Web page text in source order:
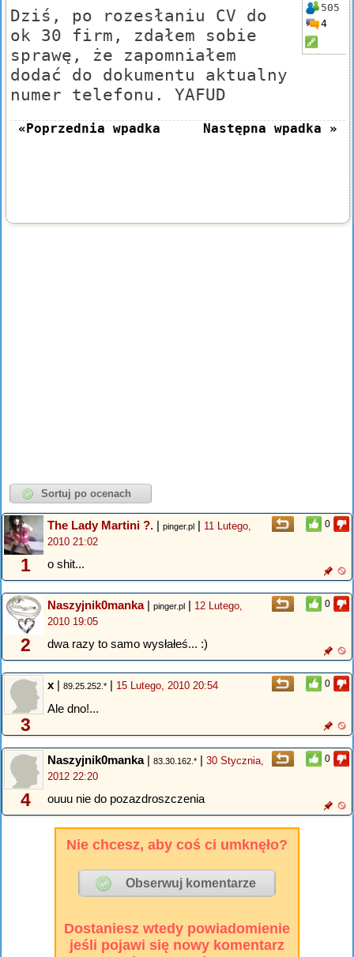
505
4
Dziś, po rozesłaniu CV do
ok 30 firm, zdałem sobie
sprawę, że zapomniałem
dodać do dokumentu aktualny
numer telefonu. YAFUD
«Poprzednia wpadka Następna wpadka »
0
1
The Lady Martini ?. | pinger.pl | 11 Lutego,
2010 21:02
o shit...
0
2
Naszyjnik0manka| pinger.pl | 12 Lutego,
2010 19:05
dwa razy to samo wysłałeś... :)
0
3
x | 89.25.252.* | 15 Lutego, 2010 20:54
Ale dno!...
0
4
Naszyjnik0manka| 83.30.162.* | 30 Stycznia,
2012 22:20
ouuu nie do pozazdroszczenia
Nie chcesz, aby coś ci umknęło?
Dostaniesz wtedy powiadomienie
jeśli pojawi się nowy komentarz